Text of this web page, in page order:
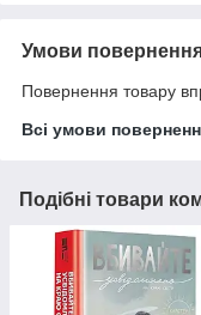
Умови
Повернення товару
Всі умови
Подібні товари